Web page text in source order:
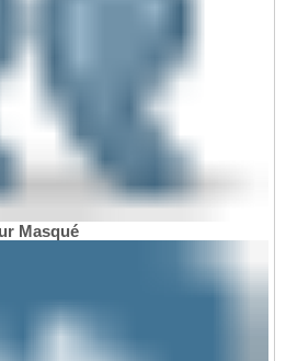
Masqué